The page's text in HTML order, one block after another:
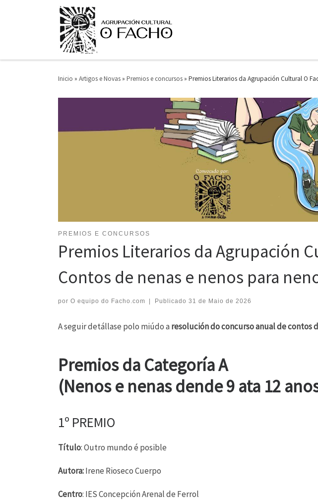
Saltar ao contido
Inicio » Artigos e Novas » Premios e concursos » Premios Literarios da Agrupación Cultural O
PREMIOS E CONCURSOS
Premios Literarios da Agrupación
Contos de nenas e nenos para
por O equipo do Facho.com | Publicado 31 de Maio de 2026
A seguir detállase polo miúdo aresolución do concurso anual de contos
Premios da Categoría A
(Nenos e nenas dende 9 ata 12
1º PREMIO
Título: Outro mundo é posible
Autora:Irene Rioseco Cuerpo
Centro: IES Concepción Arenal de Ferrol